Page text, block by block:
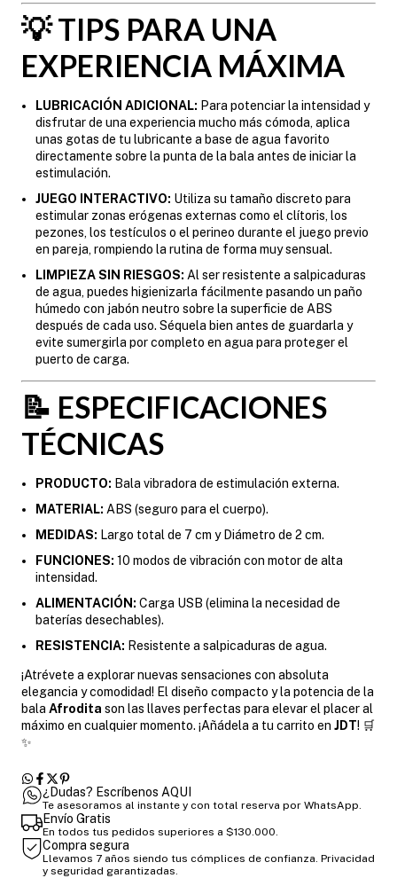
💡 TIPS PARA UNA
EXPERIENCIA MÁXIMA
LUBRICACIÓN ADICIONAL: Para potenciar la intensidad y
disfrutar de una experiencia mucho más cómoda, aplica
unas gotas de tu lubricante a base de agua favorito
directamente sobre la punta de la bala antes de iniciar la
estimulación.
JUEGO INTERACTIVO: Utiliza su tamaño discreto para
estimular zonas erógenas externas como el clítoris, los
pezones, los testículos o el perineo durante el juego previo
en pareja, rompiendo la rutina de forma muy sensual.
LIMPIEZA SIN RIESGOS: Al ser resistente a salpicaduras
de agua, puedes higienizarla fácilmente pasando un paño
húmedo con jabón neutro sobre la superficie de ABS
después de cada uso. Séquela bien antes de guardarla y
evite sumergirla por completo en agua para proteger el
puerto de carga.
📝 ESPECIFICACIONES
TÉCNICAS
PRODUCTO: Bala vibradora de estimulación externa.
MATERIAL: ABS (seguro para el cuerpo).
MEDIDAS: Largo total de 7 cm y Diámetro de 2 cm.
FUNCIONES: 10 modos de vibración con motor de alta
intensidad.
ALIMENTACIÓN: Carga USB (elimina la necesidad de
baterías desechables).
RESISTENCIA: Resistente a salpicaduras de agua.
¡Atrévete a explorar nuevas sensaciones con absoluta
elegancia y comodidad! El diseño compacto y la potencia de la
bala Afrodita son las llaves perfectas para elevar el placer al
máximo en cualquier momento. ¡Añádela a tu carrito en JDT! 🛒
✨
¿Dudas? Escríbenos AQUI
Te asesoramos al instante y con total reserva por WhatsApp.
Envío Gratis
En todos tus pedidos superiores a $130.000.
Compra segura
Llevamos 7 años siendo tus cómplices de confianza. Privacidad
y seguridad garantizadas.